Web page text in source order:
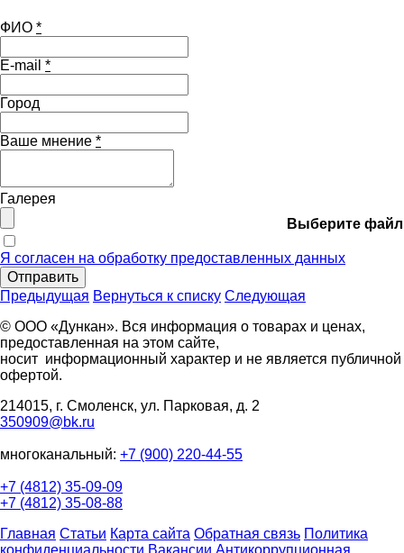
ФИО *
E-mail *
Город
Ваше мнение *
Галерея
Выберите файл
Я согласен на обработку предоставленных данных
Отправить
Предыдущая Вернуться к списку Следующая
© ООО «Дункан». Вся информация о товарах и ценах,
предоставленная на этом сайте,
носит информационный характер и не является публичной
офертой.
214015, г. Смоленск, ул. Парковая, д. 2
350909@bk.ru
многоканальный: +7 (900) 220-44-55
+7 (4812) 35-09-09
+7 (4812) 35-08-88
Главная Статьи Карта сайта Обратная связь Политика